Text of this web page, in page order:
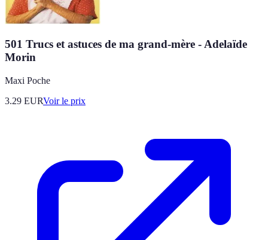
501 Trucs et astuces de ma grand-mère - Adelaïde
Morin
Maxi Poche
3.29 EURVoir le prix